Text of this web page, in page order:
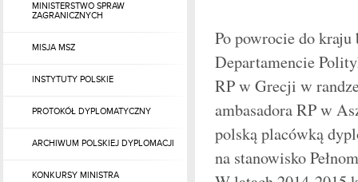
MINISTERSTWO SPRAW
ZAGRANICZNYCH
MISJA MSZ
INSTYTUTY POLSKIE
PROTOKÓŁ DYPLOMATYCZNY
ARCHIWUM POLSKIEJ DYPLOMACJI
KONKURSY MINISTRA
Po powrocie do
Departamencie
RP w Grecji w
ambasadora RP w
polską placówką
na stanowisko